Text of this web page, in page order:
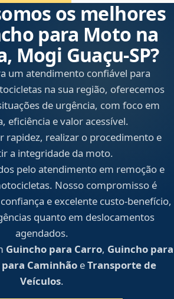
os melhores
para Moto na
Mogi Guaçu‑SP?
um atendimento confiável para
na sua região, oferecemos
de urgência, com foco em
eficiência e valor acessível.
rapidez, realizar o procedimento e
a integridade da moto.
pelo atendimento em remoção e
Nosso compromisso é
e excelente custo-benefício,
quanto em deslocamentos
agendados.
Guincho para Carro, Guincho para
CaminhãoeTransporte de
Veículos.